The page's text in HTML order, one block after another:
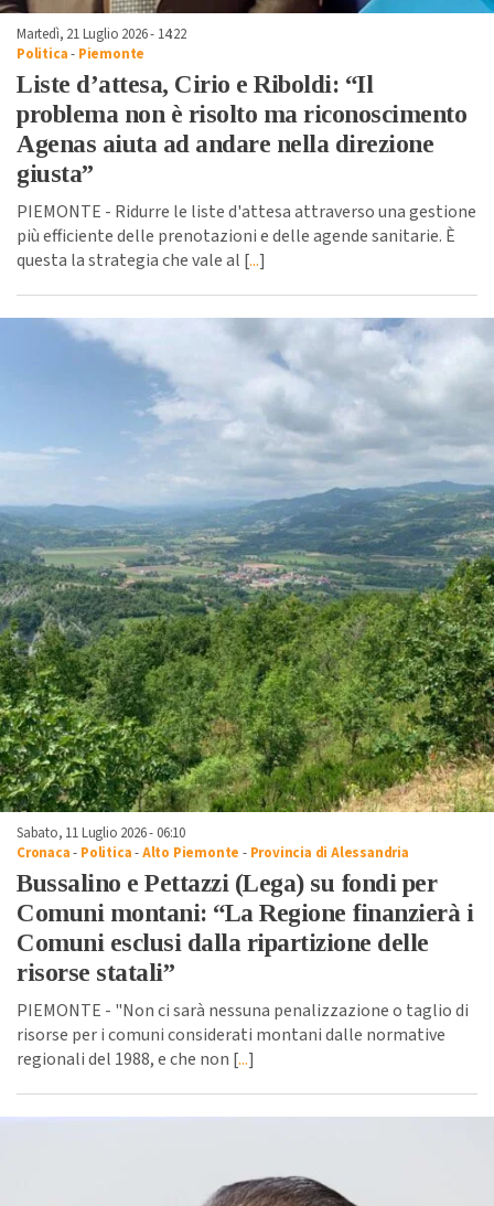
Martedì, 21 Luglio 2026 - 14:22
Politica- Piemonte
Liste d’attesa, Cirio e Riboldi: “Il
problema non è risolto ma riconoscimento
Agenas aiuta ad andare nella direzione
giusta”
PIEMONTE - Ridurre le liste d'attesa attraverso una gestione
più efficiente delle prenotazioni e delle agende sanitarie. È
questa la strategia che vale al [...]
Sabato, 11 Luglio 2026 - 06:10
Cronaca- Politica-Alto Piemonte - Provincia di Alessandria
Bussalino e Pettazzi (Lega) su fondi per
Comuni montani: “La Regione finanzierà i
Comuni esclusi dalla ripartizione delle
risorse statali”
PIEMONTE - "Non ci sarà nessuna penalizzazione o taglio di
risorse per i comuni considerati montani dalle normative
regionali del 1988, e che non [...]